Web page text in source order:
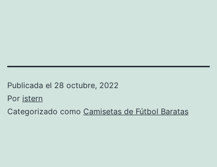
Publicada el 28 octubre, 2022
Por istern
Categorizado como Camisetas de Fútbol Baratas